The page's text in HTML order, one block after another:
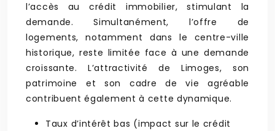
l’accès au crédit immobilier, stimulant la
demande. Simultanément, l’offre de
logements, notamment dans le centre-ville
historique, reste limitée face à une demande
croissante. L’attractivité de Limoges, son
patrimoine et son cadre de vie agréable
contribuent également à cette dynamique.
Taux d’intérêt bas (impact sur le crédit